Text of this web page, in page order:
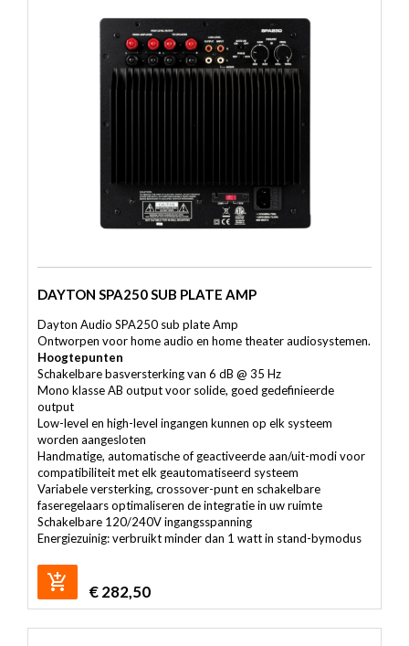
DAYTON SPA250 SUB PLATE AMP
Dayton Audio SPA250 sub plate Amp
Ontworpen voor home audio en home theater audiosystemen.
Hoogtepunten
Schakelbare basversterking van 6 dB @ 35 Hz
Mono klasse AB output voor solide, goed gedefinieerde
output
Low-level en high-level ingangen kunnen op elk systeem
worden aangesloten
Handmatige, automatische of geactiveerde aan/uit-modi voor
compatibiliteit met elk geautomatiseerd systeem
Variabele versterking, crossover-punt en schakelbare
faseregelaars optimaliseren de integratie in uw ruimte
Schakelbare 120/240V ingangsspanning
Energiezuinig: verbruikt minder dan 1 watt in stand-bymodus
€282,50